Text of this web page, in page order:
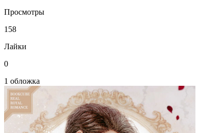
Просмотры
158
Лайки
0
1 обложка